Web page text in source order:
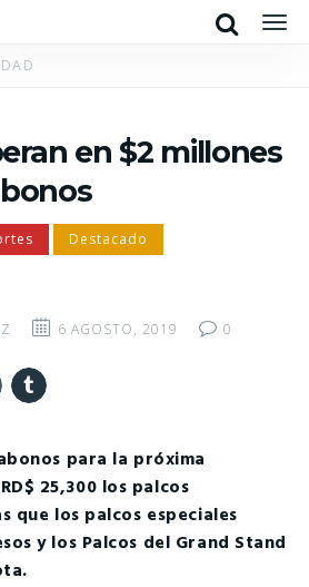
Search
en $2 millones
Destacado
6 AGOSTO, 2019 0
para la próxima
25,300 los palcos
que los palcos especiales
y los Palcos del Grand Stand